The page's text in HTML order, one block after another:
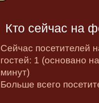
Кто сейчас на
Сейчас посетителей
гостей: 1 (основано
минут)
Больше всего